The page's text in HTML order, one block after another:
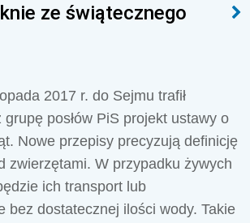
ze świątecznego
2017 r. do Sejmu trafił
posłów PiS projekt ustawy o
Nowe przepisy precyzują definicję
zwierzętami. W przypadku żywych
ich transport lub
bez dostatecznej ilości wody. Takie